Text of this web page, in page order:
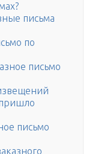
письма
по
письмо
письмо